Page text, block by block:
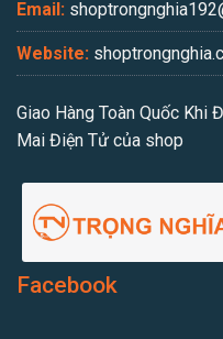
Email:
Website:
Giao Hàng Toàn Quốc Khi
Mai Điện Tử của shop
Facebook